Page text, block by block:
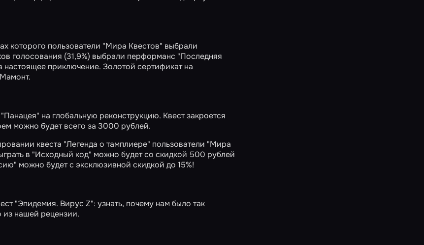
которого пользователи "Мира Квестов" выбрали
голосования (31,9%) выбрали перформанс "Последняя
настоящее приключение. Золотой сертификат на
"Панацея" на глобальную реконструкцию. Квест закроется
можно будет всего за 3000 рублей.
квеста "Легенда о тамплиере" пользователи "Мира
в "Исходный код" можно будет со скидкой 500 рублей
можно будет с эксклюзивной скидкой до 15%!
"Эпидемия. Вирус Z": узнать, почему нам было так
из нашей рецензии.